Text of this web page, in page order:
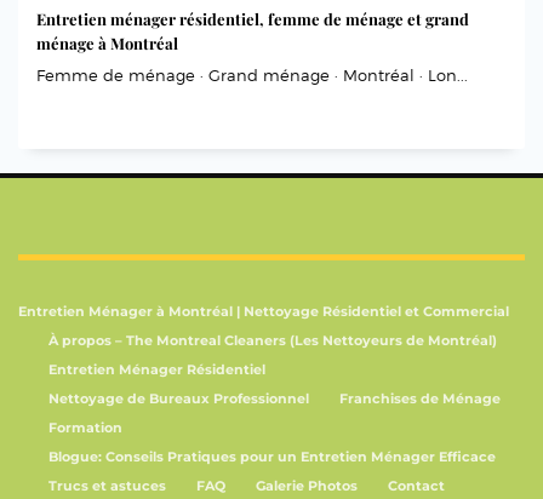
Entretien ménager résidentiel, femme de ménage et grand
ménage à Montréal
Femme de ménage · Grand ménage · Montréal · Lon...
Entretien Ménager à Montréal | Nettoyage Résidentiel et Commercial
À propos – The Montreal Cleaners (Les Nettoyeurs de Montréal)
Entretien Ménager Résidentiel
Nettoyage de Bureaux Professionnel
Franchises de Ménage
Formation
Blogue: Conseils Pratiques pour un Entretien Ménager Efficace
Trucs et astuces
FAQ Galerie Photos Contact